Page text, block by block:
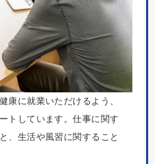
康に就業いただけるよう、
トしています。仕事に関す
、生活や風習に関すること